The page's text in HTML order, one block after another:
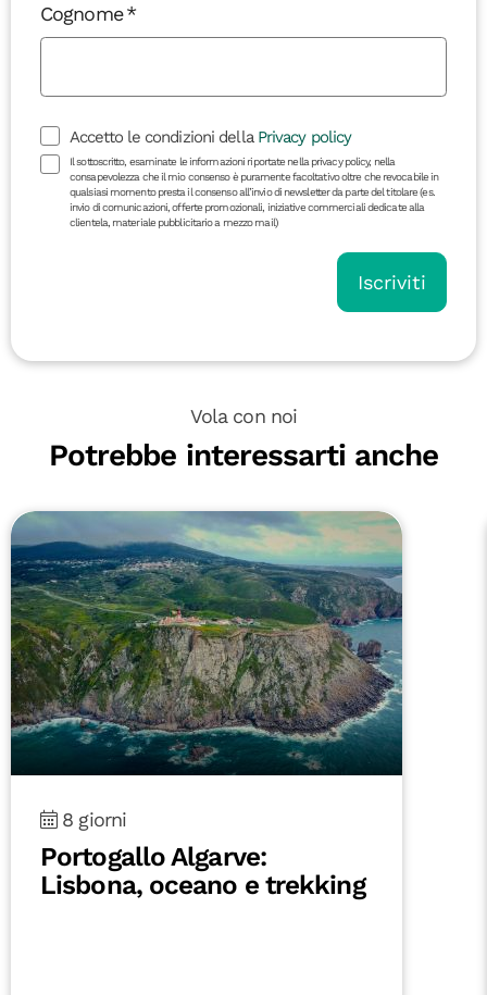
Cognome
Accetto le condizioni della Privacy policy
Il sottoscritto, esaminate le informazioni riportate nella privacy policy, nella
consapevolezza che il mio consenso è puramente facoltativo oltre che revocabile in
qualsiasi momento presta il consenso all’invio di newsletter da parte del titolare (es.
invio di comunicazioni, offerte promozionali, iniziative commerciali dedicate alla
clientela, materiale pubblicitario a mezzo mail)
Iscriviti
Vola con noi
Potrebbe interessarti anche
8 giorni
Portogallo Algarve:
Lisbona, oceano e trekking